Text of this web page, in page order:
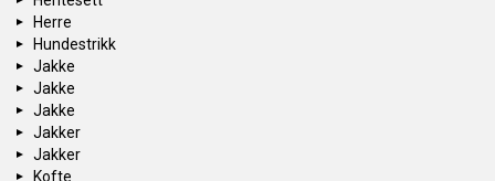
Herre
Hundestrikk
Jakke
Jakke
Jakke
Jakker
Jakker
Kofte